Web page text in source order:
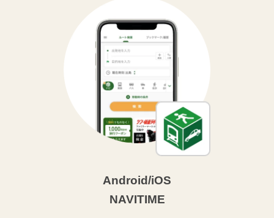
Android/iOS
NAVITIME